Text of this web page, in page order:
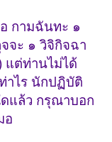
กามฉันทะ ๑
จะ ๑ วิจิกิจฉา
แต่ท่านไม่ได้
าไร นักปฏิบัติ
แล้ว กรุณาบอก
อ